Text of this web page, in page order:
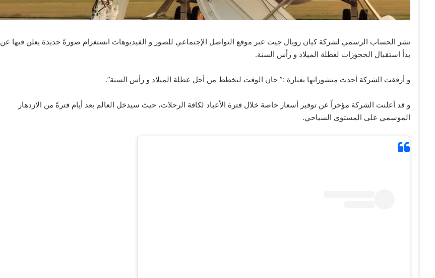
نشر الحساب الرسمي لشركة كيان رويال جيت عبر موقع التواصل الإجتماعي للصور و الفيديوهات انستغرام صورةً جديدة يعلن فيها عن
بدأ استقبال الحجوزات لعطلة الميلاد و رأس السنة.
و أرفقت الشركة أحدث منشوراتها بعبارة :” حان الوقت لتخطط من أجل عطلة الميلاد و رأس السنة”.
و قد أعلنت الشركة مؤخراً عن توفير أسعار خاصة خلال فترة الأعياد لكافة الرحلات، حيث سيدخل العالم بعد أيام فترةً من الازدهار
الموسمي على المستوى السياحي.